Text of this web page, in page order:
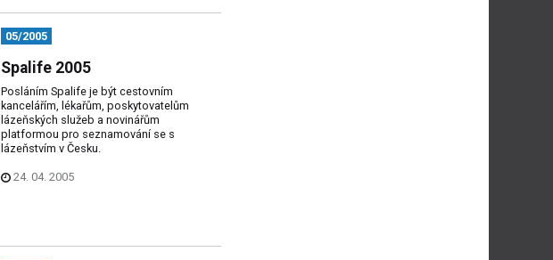
05/2005
Spalife 2005
Posláním Spalife je být cestovním
kancelářím, lékařům, poskytovatelům
lázeňských služeb a novinářům
platformou pro seznamování se s
lázeňstvím v Česku.
24. 04. 2005